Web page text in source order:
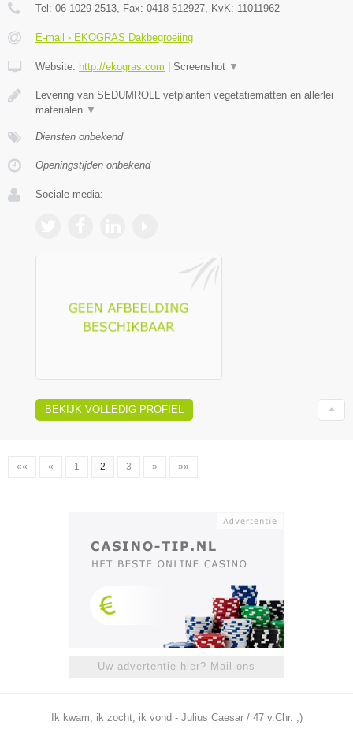
Tel: 06 1029 2513, Fax: 0418 512927, KvK: 11011962
E-mail › EKOGRAS Dakbegroeiing
Website: http://ekogras.com Screenshot ▼
Levering van SEDUMROLL vetplanten vegetatiematten en allerlei
materialen ▼
Diensten onbekend
Openingstijden onbekend
Sociale media:
BEKIJK VOLLEDIG PROFIEL
«« « 1 2 3 » »»
Uw advertentie hier? Mail ons
Ik kwam, ik zocht, ik vond - Julius Caesar / 47 v.Chr. ;)